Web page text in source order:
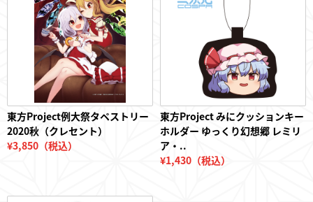
東方Project例大祭タペストリー
2020秋（クレセント）
¥3,850（税込）
東方Project みにクッションキー
ホルダー ゆっくり幻想郷 レミリ
ア・..
¥1,430（税込）